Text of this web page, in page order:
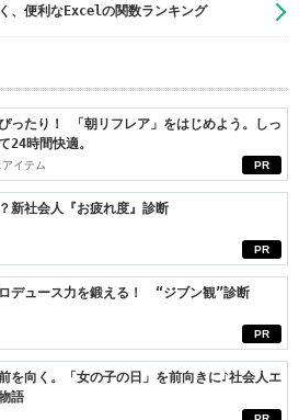
、便利なExcelの関数ランキング
PR
ったり！ 「朝リフレア」をはじめよう。しっ
24時間快適。
イテム
PR
新社会人『お疲れ度』診断
PR
ロデュース力を鍛える！ “ジブン観”診断
を向く。「女の子の日」を前向きに♪社会人エ
語